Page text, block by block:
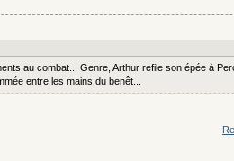
au combat... Genre, Arthur refile son épée à
entre les mains du benêt...